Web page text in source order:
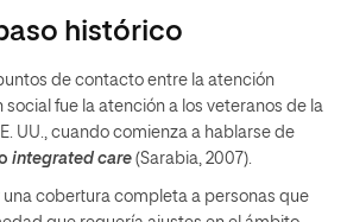
histórico
de contacto entre la atención
fue la atención a los veteranos de la
UU., cuando comienza a hablarse de
integrated care (Sarabia, 2007).
cobertura completa a personas que